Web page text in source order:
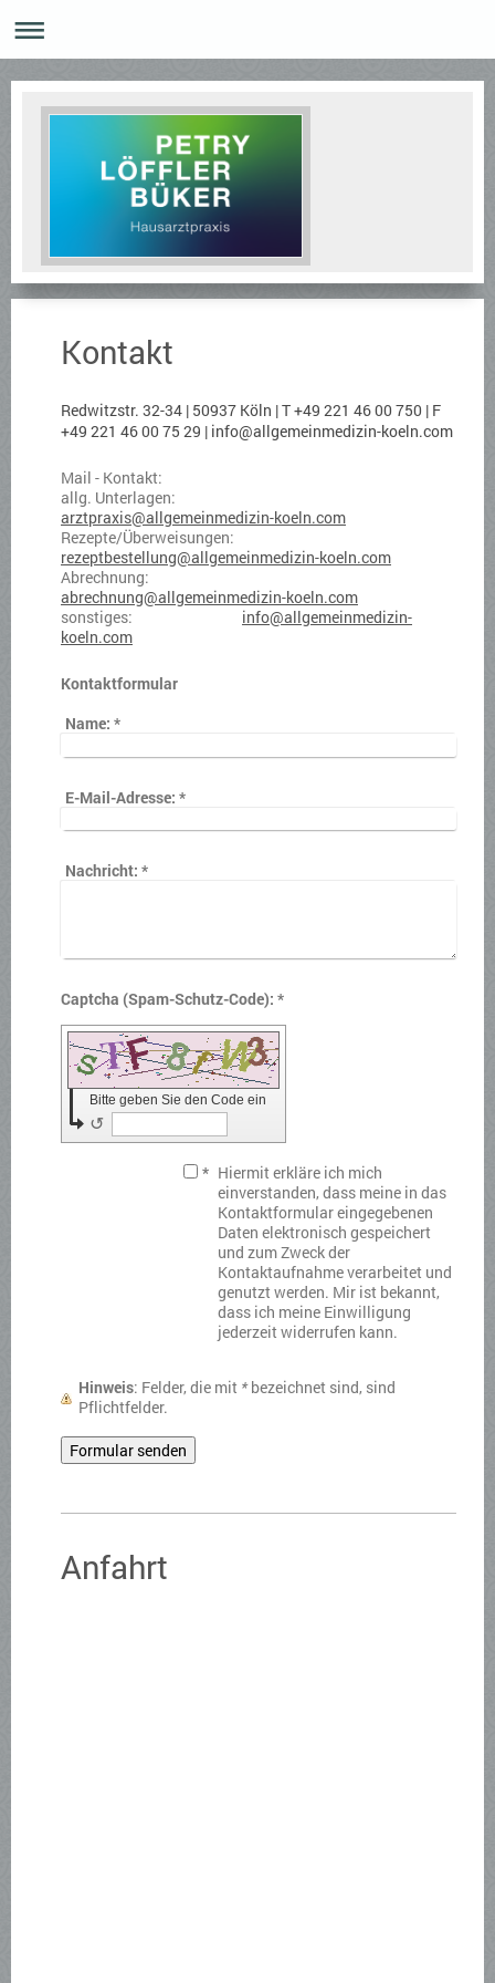
Kontakt
Redwitzstr. 32-34 | 50937 Köln | T +49 221 46 00 750 | F
+49 221 46 00 75 29 | info@allgemeinmedizin-koeln.com
Mail - Kontakt:
allg. Unterlagen:
arztpraxis@allgemeinmedizin-koeln.com
Rezepte/Überweisungen:
rezeptbestellung@allgemeinmedizin-koeln.com
Abrechnung:
abrechnung@allgemeinmedizin-koeln.com
sonstiges: info@allgemeinmedizin-
koeln.com
Kontaktformular
Name: *
E-Mail-Adresse: *
Nachricht: *
Captcha (Spam-Schutz-Code): *
Bitte geben Sie den Code ein
↺
* Hiermit erkläre ich mich
einverstanden, dass meine in das
Kontaktformular eingegebenen
Daten elektronisch gespeichert
und zum Zweck der
Kontaktaufnahme verarbeitet und
genutzt werden. Mir ist bekannt,
dass ich meine Einwilligung
jederzeit widerrufen kann.
Hinweis : Felder, die mit *bezeichnet sind, sind
Pflichtfelder.
Anfahrt